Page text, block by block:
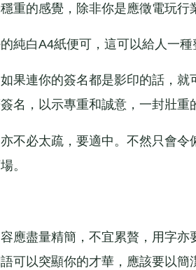
重的感覺，除非你是應徵電玩行
白A4紙便可，這可以給人一種
連你的簽名都是影印的話，就
名，以示專重和誠意，一封壯重
必太疏，要適中。不然只會令
。
盡量精簡，不宜累贅，用字亦
可以突顯你的才華，應該要以